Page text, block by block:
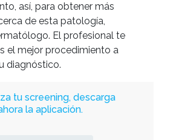
así, para obtener más
de esta patología,
El profesional te
el mejor procedimiento a
diagnóstico.
tu screening, descarga
la aplicación.